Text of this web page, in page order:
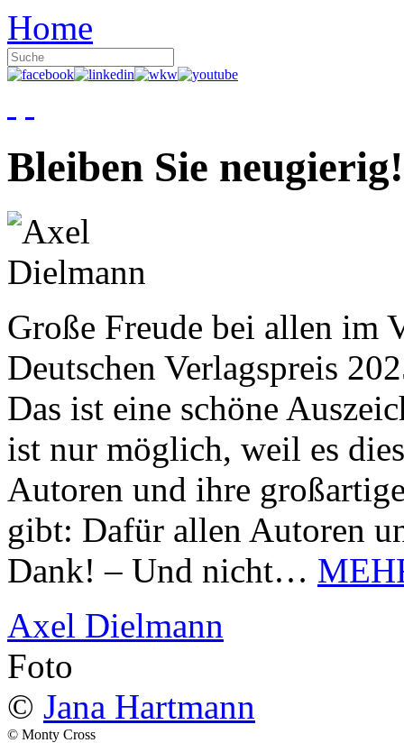
Home
Bleiben Sie neugierig!
Große Freude bei allen im
Deutschen Verlagspreis
Das ist eine schöne
ist nur möglich, weil es
Autoren und ihre
gibt: Dafür allen Autoren
Dank! – Und nicht…
Axel Dielmann
Foto
© Jana Hartmann
© Monty Cross